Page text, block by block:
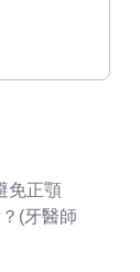
免正顎
(牙醫師